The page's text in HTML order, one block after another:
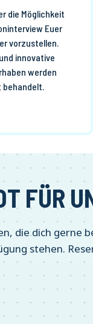
die Möglichkeit
Euer
vorzustellen.
innovative
werden
behandelt.
FÜR
die dich
stehen.